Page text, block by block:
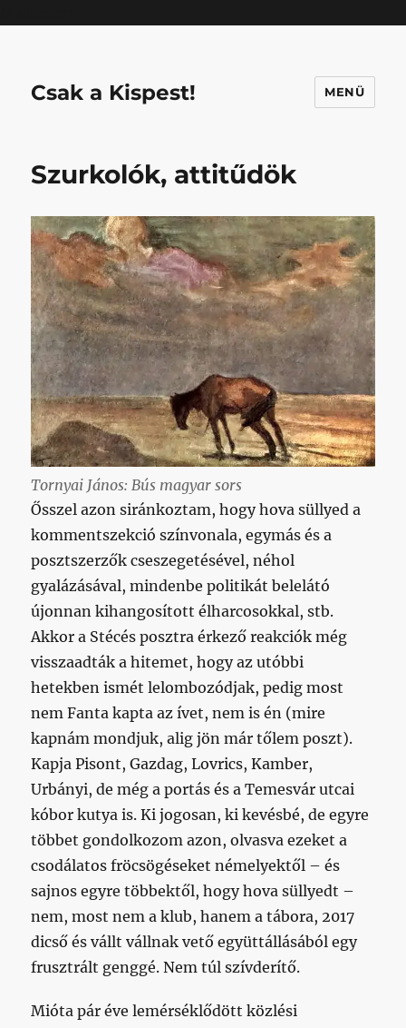
Csak a Kispest! MENÜ
Szurkolók, attitűdök
Tornyai János: Bús magyar sors
Ősszel azon siránkoztam, hogy hova süllyed a
kommentszekció színvonala, egymás és a
posztszerzők cseszegetésével, néhol
gyalázásával, mindenbe politikát belelátó
újonnan kihangosított élharcosokkal, stb.
Akkor a Stécés posztra érkező reakciók még
visszaadták a hitemet, hogy az utóbbi
hetekben ismét lelombozódjak, pedig most
nem Fanta kapta az ívet, nem is én (mire
kapnám mondjuk, alig jön már tőlem poszt).
Kapja Pisont, Gazdag, Lovrics, Kamber,
Urbányi, de még a portás és a Temesvár utcai
kóbor kutya is. Ki jogosan, ki kevésbé, de egyre
többet gondolkozom azon, olvasva ezeket a
csodálatos fröcsögéseket némelyektől – és
sajnos egyre többektől, hogy hova süllyedt –
nem, most nem a klub, hanem a tábora, 2017
dicső és vállt vállnak vető együttállásából egy
frusztrált genggé. Nem túl szívderítő.
Mióta pár éve lemérséklődött közlési